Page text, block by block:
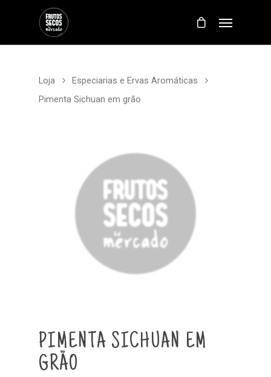
Loja
Especiarias e Ervas Aromáticas
Pimenta Sichuan em grão
PIMENTA SICHUAN EM
GRÃO